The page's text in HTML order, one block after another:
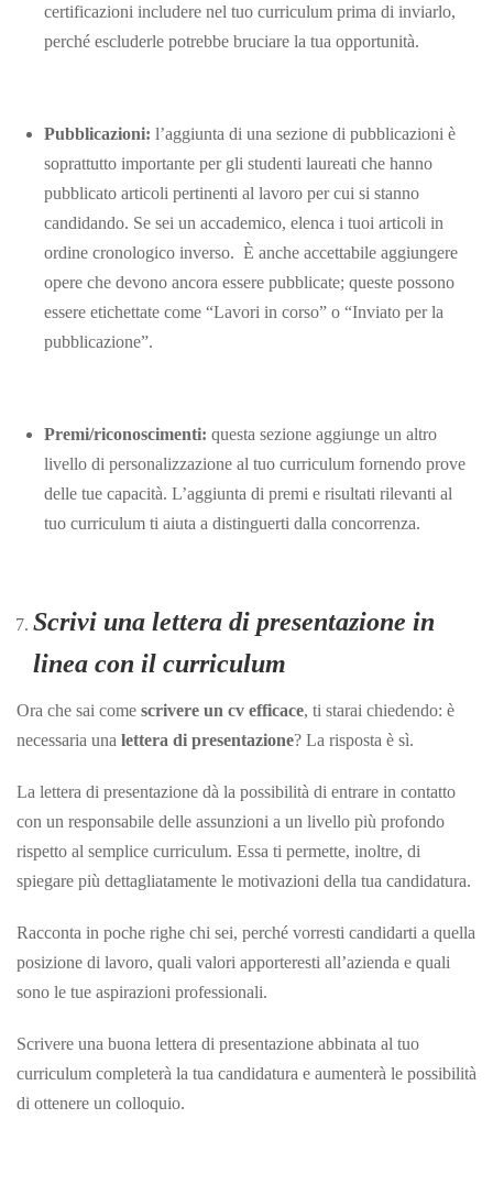
certificazioni includere nel tuo curriculum prima di inviarlo,
perché escluderle potrebbe bruciare la tua opportunità.
Pubblicazioni: l’aggiunta di una sezione di pubblicazioni è
soprattutto importante per gli studenti laureati che hanno
pubblicato articoli pertinenti al lavoro per cui si stanno
candidando. Se sei un accademico, elenca i tuoi articoli in
ordine cronologico inverso. È anche accettabile aggiungere
opere che devono ancora essere pubblicate; queste possono
essere etichettate come “Lavori in corso” o “Inviato per la
pubblicazione”.
Premi/riconoscimenti: questa sezione aggiunge un altro
livello di personalizzazione al tuo curriculum fornendo prove
delle tue capacità. L’aggiunta di premi e risultati rilevanti al
tuo curriculum ti aiuta a distinguerti dalla concorrenza.
Scrivi una lettera di presentazione in
linea con il curriculum
Ora che sai come scrivere un cv efficace, ti starai chiedendo: è
necessaria una lettera di presentazione? La risposta è sì.
La lettera di presentazione dà la possibilità di entrare in contatto
con un responsabile delle assunzioni a un livello più profondo
rispetto al semplice curriculum. Essa ti permette, inoltre, di
spiegare più dettagliatamente le motivazioni della tua candidatura.
Racconta in poche righe chi sei, perché vorresti candidarti a quella
posizione di lavoro, quali valori apporteresti all’azienda e quali
sono le tue aspirazioni professionali.
Scrivere una buona lettera di presentazione abbinata al tuo
curriculum completerà la tua candidatura e aumenterà le possibilità
di ottenere un colloquio.